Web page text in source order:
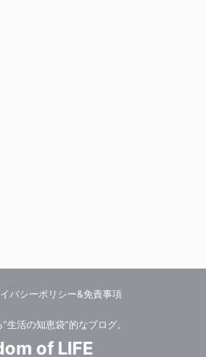
バシーポリシー&免責事項
生活の知恵袋”的なブログ。
of LIFE